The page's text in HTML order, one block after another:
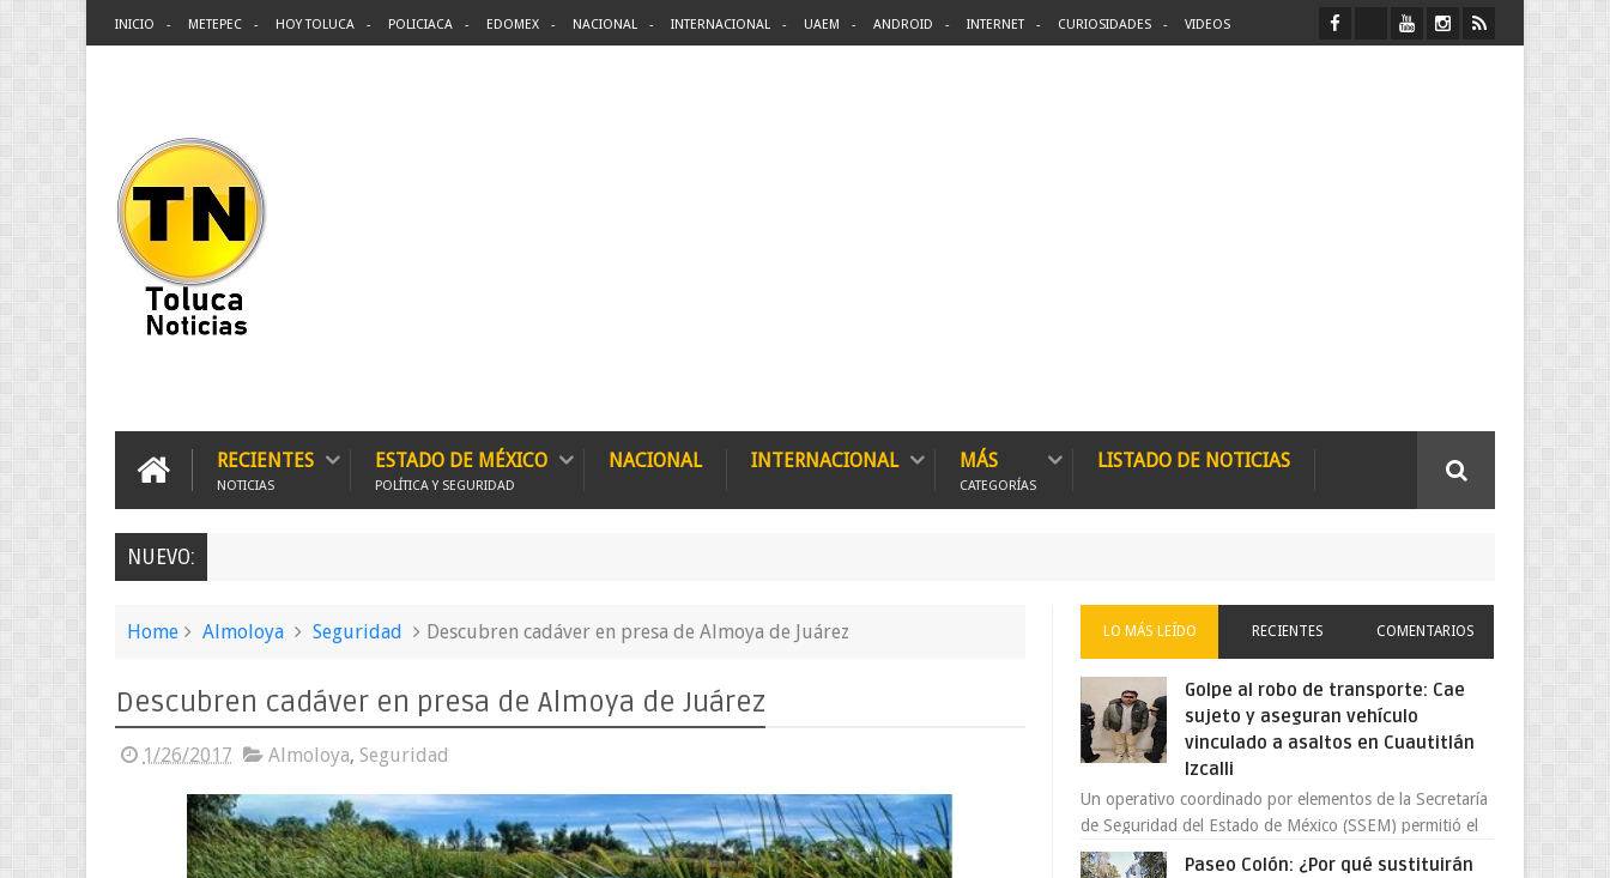
INICIO METEPEC HOY TOLUCA POLICIACA EDOMEX NACIONAL INTERNACIONAL UAEM ANDROID INTERNET CURIOSIDADES VIDEOS
RECIENTES
NOTICIAS
ESTADO DE MÉXICO
POLÍTICA Y SEGURIDAD
NACIONAL INTERNACIONAL MÁS
CATEGORÍAS
LISTADO DE NOTICIAS
NUEVO:
Home Almoloya Seguridad Descubren cadáver en presa de Almoya de Juárez
Descubren cadáver en presa de Almoya de Juárez
1/26/2017 Almoloya, Seguridad
LO MÁS LEÍDO RECIENTES COMENTARIOS
Golpe al robo de transporte: Cae
sujeto y aseguran vehículo
vinculado a asaltos en Cuautitlán
Izcalli
Un operativo coordinado por elementos de la Secretaría
de Seguridad del Estado de México (SSEM) permitió el
aseguramiento de un vehículo vin...
Paseo Colón: ¿Por qué sustituirán